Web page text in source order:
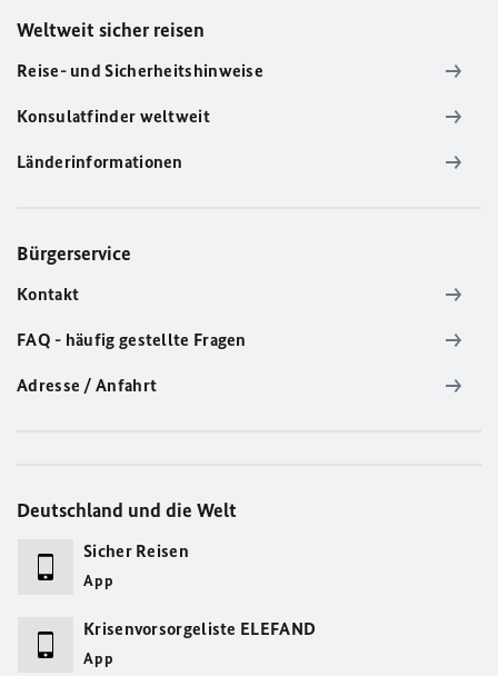
Weltweit sicher reisen
Reise- und Sicherheitshinweise
Konsulatfinder weltweit
Länderinformationen
Bürgerservice
Kontakt
FAQ - häufig gestellte Fragen
Adresse / Anfahrt
Deutschland und die Welt
Sicher Reisen
App
Krisenvorsorgeliste ELEFAND
App